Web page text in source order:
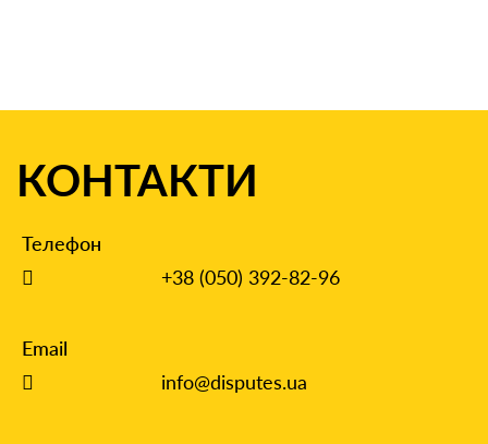
КОНТАКТИ
Телефон
+38 (050) 392-82-96
Email
info@disputes.ua